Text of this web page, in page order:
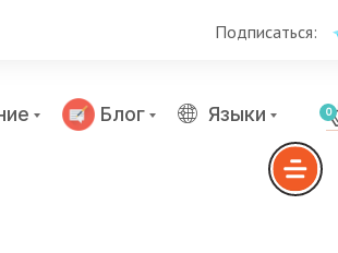
Подписаться:
Блог Языки 0